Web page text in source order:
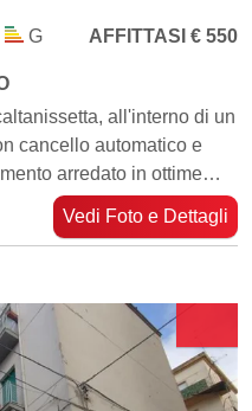
G AFFITTASI € 550
all'interno di un
cancello automatico e
arredato in ottime…
Vedi Foto e Dettagli